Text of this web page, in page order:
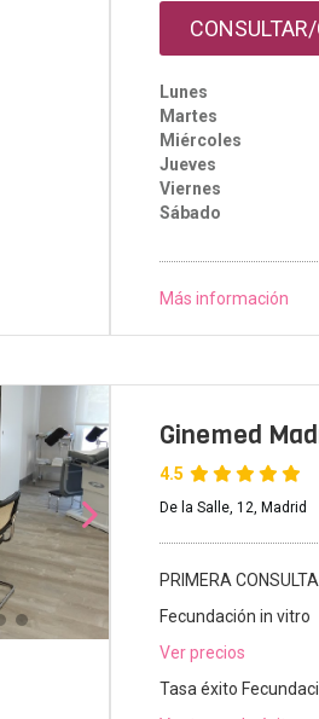
Lunes
Martes
Miércoles
Jueves
Viernes
Sábado
Más información
Ginemed
4.5
De la Salle, 12, Madrid
PRIMERA
Fecundación in vitro
Ver precios
Tasa éxito